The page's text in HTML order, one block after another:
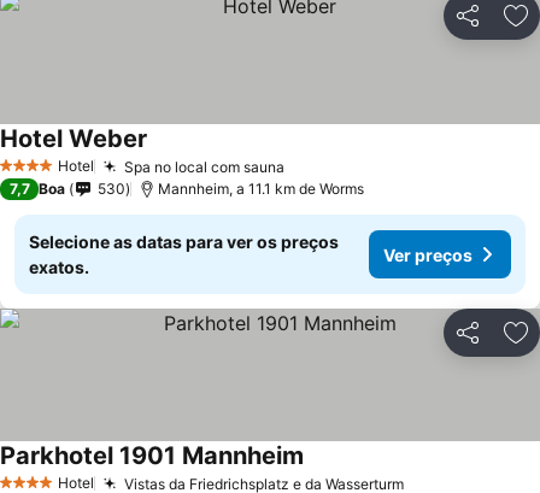
Partilhar
4 EstrelasHotel Spa no local com sauna
Hotel Weber
7,7 Boa 530 Mannheim, a 11.1 km de Worms
Selecione as datas para ver os preços
exatos.
Ver preços
Partilhar
Hotel Vistas da Friedrichsplatz e da Wasserturm
Parkhotel 1901 Mannheim